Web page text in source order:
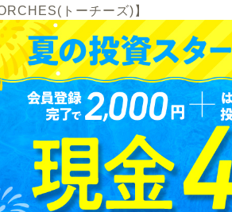
トーチーズ)】